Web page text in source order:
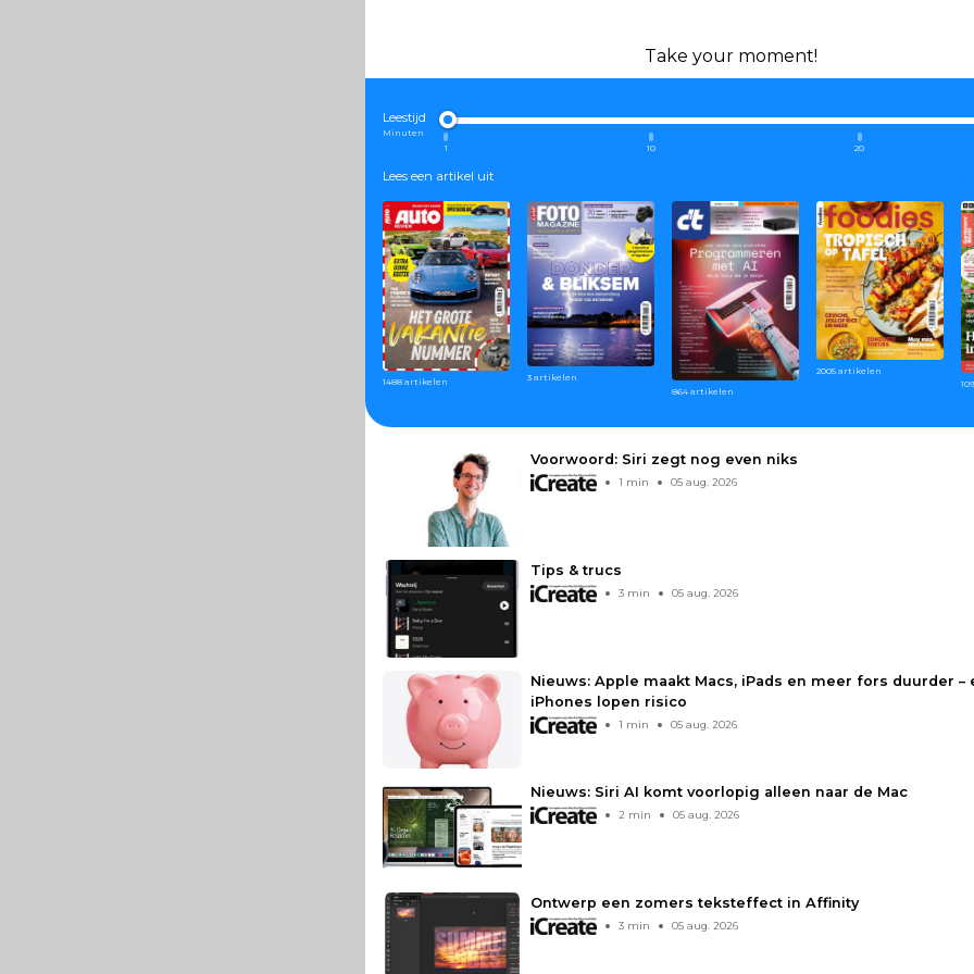
Take your moment!
Leestijd
Minuten
1
10 20
Lees een artikel uit
1488 artikelen
3 artikelen
864 artikelen
2005 artikelen
Voorwoord: Siri zegt nog even niks
1 min 05 aug. 2026
Tips & trucs
3 min 05 aug. 2026
Nieuws: Apple maakt Macs, iPads en meer fors duurder –
iPhones lopen risico
1 min 05 aug. 2026
Nieuws: Siri AI komt voorlopig alleen naar de Mac
2 min 05 aug. 2026
Ontwerp een zomers teksteffect in Affinity
3 min 05 aug. 2026